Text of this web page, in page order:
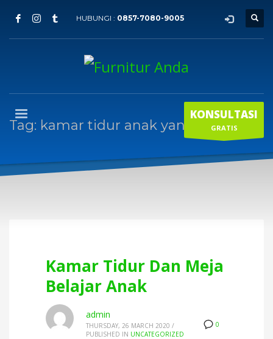
HUBUNGI : 0857-7080-9005
KONSULTASI
GRATIS
Tag: kamar tidur anak yang unik
Kamar Tidur Dan Meja
Belajar Anak
0
admin
THURSDAY, 26 MARCH 2020 /
PUBLISHED IN UNCATEGORIZED